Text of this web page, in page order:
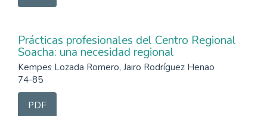
Prácticas profesionales del Centro Regional
Soacha: una necesidad regional
Kempes Lozada Romero, Jairo Rodríguez Henao
74-85
PDF